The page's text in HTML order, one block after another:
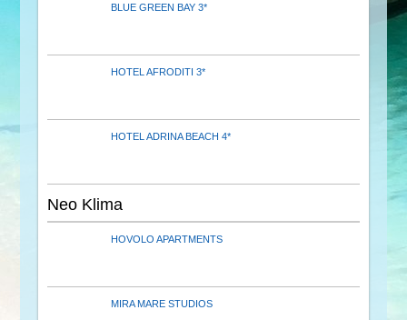
BLUE GREEN BAY 3*
HOTEL AFRODITI 3*
HOTEL ADRINA BEACH 4*
Neo Klima
HOVOLO APARTMENTS
MIRA MARE STUDIOS